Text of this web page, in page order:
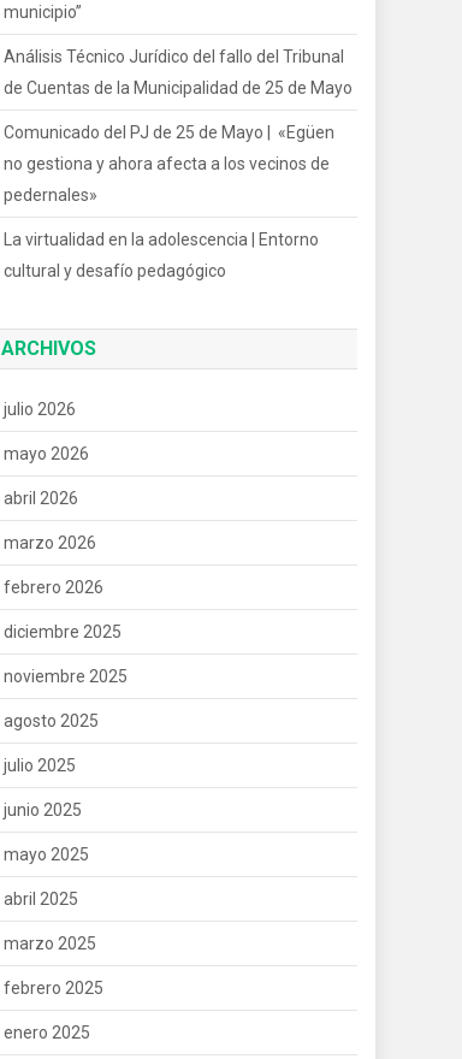
municipio”
Análisis Técnico Jurídico del fallo del Tribunal
de Cuentas de la Municipalidad de 25 de Mayo
Comunicado del PJ de 25 de Mayo | «Egüen
no gestiona y ahora afecta a los vecinos de
pedernales»
La virtualidad en la adolescencia | Entorno
cultural y desafío pedagógico
ARCHIVOS
julio 2026
mayo 2026
abril 2026
marzo 2026
febrero 2026
diciembre 2025
noviembre 2025
agosto 2025
julio 2025
junio 2025
mayo 2025
abril 2025
marzo 2025
febrero 2025
enero 2025